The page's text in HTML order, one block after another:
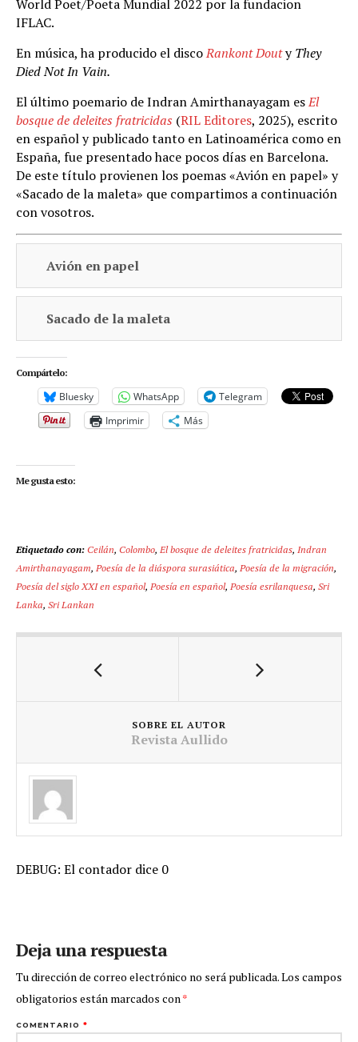
World Poet/Poeta Mundial 2022 por la fundacion
IFLAC.
En música, ha producido el discoRankont DoutyThey
Died Not In Vain.
El último poemario de Indran Amirthanayagam esEl
bosque de deleites fratricidas (RIL Editores, 2025), escrito
en español y publicado tanto en Latinoamérica como en
España, fue presentado hace pocos días en Barcelona.
De este título provienen los poemas «Avión en papel» y
«Sacado de la maleta» que compartimos a continuación
con vosotros.
Avión en papel
Sacado de la maleta
Compártelo:
Bluesky WhatsApp
Telegram
Imprimir
Más
Me gusta esto:
Etiquetado con:Ceilán, Colombo, El bosque de deleites fratricidas, Indran
Amirthanayagam, Poesía de la diáspora surasiática, Poesía de la migración,
Poesía del siglo XXI en español, Poesía en español, Poesía esrilanquesa, Sri
Lanka, Sri Lankan
SOBRE EL AUTOR
Revista Aullido
DEBUG: El contador dice 0
Deja una respuesta
Tu dirección de correo electrónico no será publicada.Los campos
obligatorios están marcados con*
COMENTARIO *